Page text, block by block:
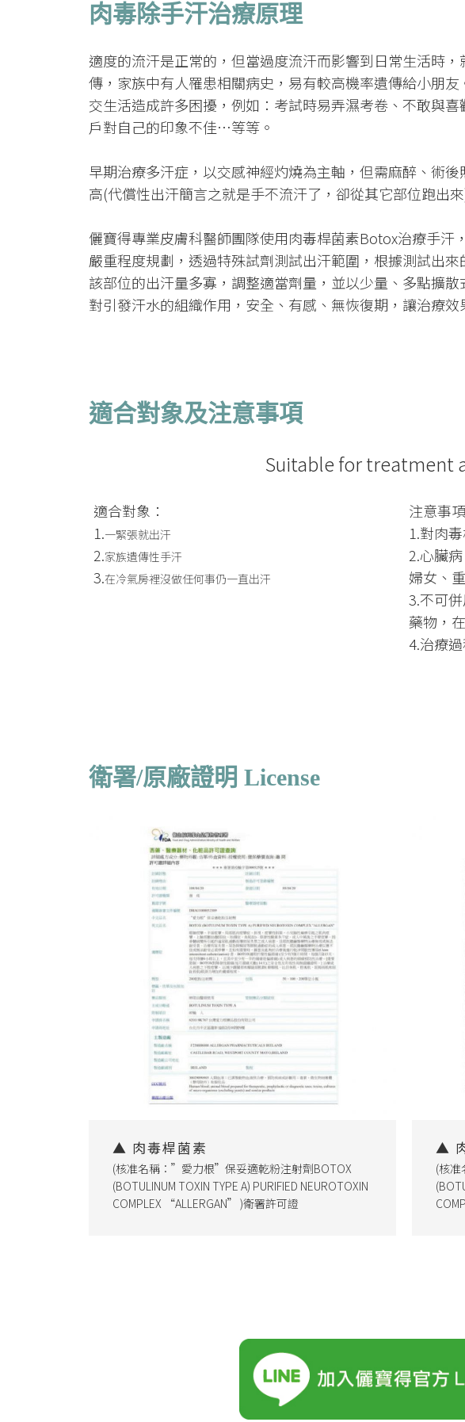
肉毒除手汗治療原理
適度的流汗是正常的，但當過度流汗而影響到日常生活時
傳，家族中有人罹患相關病史，易有較高機率遺傳給小朋
交生活造成許多困擾，例如：考試時易弄濕考卷、不敢與
戶對自己的印象不佳…等等。
早期治療多汗症，以交感神經灼燒為主軸，但需麻醉、術
高(代償性出汗簡言之就是手不流汗了，卻從其它部位跑出來
儷寶得專業皮膚科醫師團隊使用肉毒桿菌素Botox治療手汗
嚴重程度規劃，透過特殊試劑測試出汗範圍，根據測試出
該部位的出汗量多寡，調整適當劑量，並以少量、多點擴
對引發汗水的組織作用，安全、有感、無恢復期，讓治療效
適合對象及注意事項
Suitable for treatment
適合對象：
1.一緊張就出汗
2.家族遺傳性手汗
3.在冷氣房裡沒做任何事仍一直出汗
注意事項
1.對肉
2.心臟
婦女、
3.不可
藥物，
4.治療
衛署/原廠證明 License
▲ 肉毒桿菌素
(核准名稱：”愛力根”保妥適乾粉注射劑BOTOX
(BOTULINUM TOXIN TYPE A) PURIFIED NEUROTOXIN
COMPLEX “ALLERGAN” )衛署許可證
▲
(核